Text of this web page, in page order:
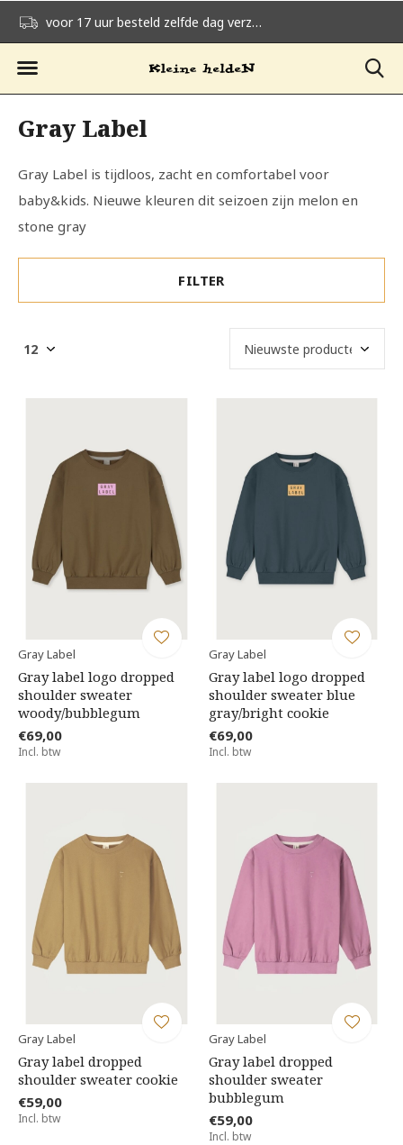
voor 17 uur besteld zelfde dag verzonden
Gray Label
Gray Label is tijdloos, zacht en comfortabel voor
baby&kids. Nieuwe kleuren dit seizoen zijn melon en
stone gray
FILTER
Gray Label
Gray label logo dropped
shoulder sweater
woody/bubblegum
€69,00
Incl. btw
Gray Label
Gray label logo dropped
shoulder sweater blue
gray/bright cookie
€69,00
Incl. btw
Gray Label
Gray label dropped
shoulder sweater cookie
€59,00
Incl. btw
Gray Label
Gray label dropped
shoulder sweater
bubblegum
€59,00
Incl. btw